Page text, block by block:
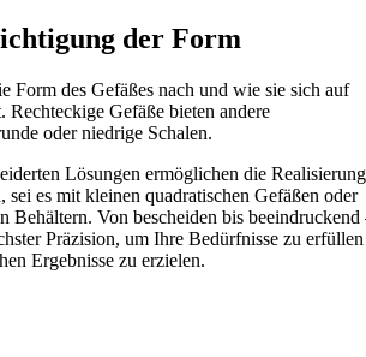
der Form
Form des Gefäßes nach und wie sie sich auf
Rechteckige Gefäße bieten andere
oder niedrige Schalen.
Lösungen ermöglichen die Realisierung
sei es mit kleinen quadratischen Gefäßen oder
Behältern. Von bescheiden bis beeindruckend
Präzision, um Ihre Bedürfnisse zu erfüllen
Ergebnisse zu erzielen.